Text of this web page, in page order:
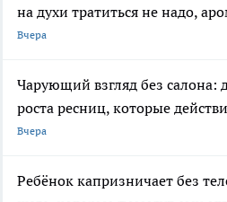
на духи тратиться не надо,
Вчера
Чарующий взгляд без
роста ресниц, которые
Вчера
Ребёнок капризничает без